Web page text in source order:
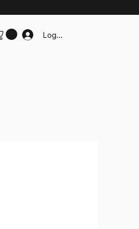
Logga in